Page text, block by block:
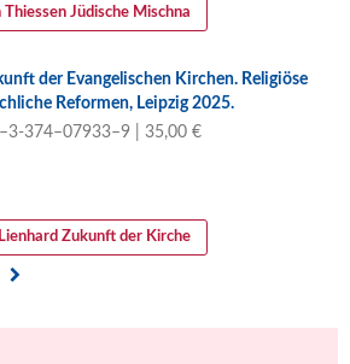
Thiessen Jüdische Mischna
der Evangelischen Kirchen. Religiöse
Reformen, Leipzig 2025.
374–07933–9 | 35,00 €
Zukunft der Kirche